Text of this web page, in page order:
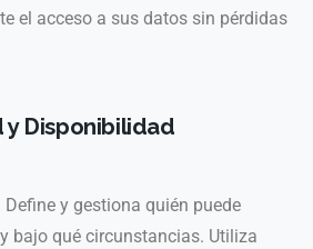
el acceso a sus datos sin pérdidas
y Disponibilidad
Define y gestiona quién puede
bajo qué circunstancias. Utiliza